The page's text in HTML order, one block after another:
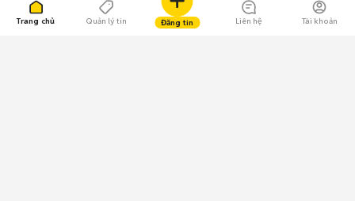
Trang chủ Quản lý tin Đăng tin Liên hệ Tài khoản